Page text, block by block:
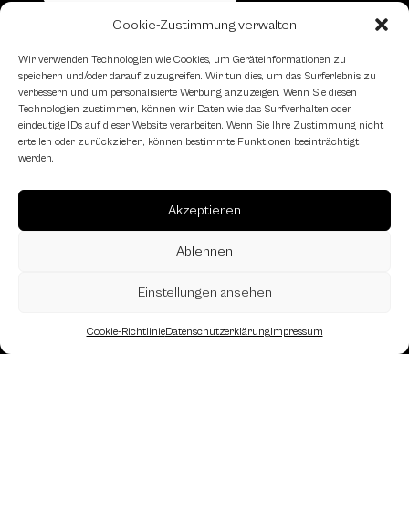
Cookie-Zustimmung verwalten
Wir verwenden Technologien wie Cookies, um Geräteinformationen zu
speichern und/oder darauf zuzugreifen. Wir tun dies, um das Surferlebnis zu
verbessern und um personalisierte Werbung anzuzeigen. Wenn Sie diesen
Technologien zustimmen, können wir Daten wie das Surfverhalten oder
eindeutige IDs auf dieser Website verarbeiten. Wenn Sie Ihre Zustimmung nicht
erteilen oder zurückziehen, können bestimmte Funktionen beeinträchtigt
werden.
Akzeptieren
Ablehnen
Einstellungen ansehen
Cookie-RichtlinieDatenschutzerklärungImpressum
Schachfreundliche Lokale